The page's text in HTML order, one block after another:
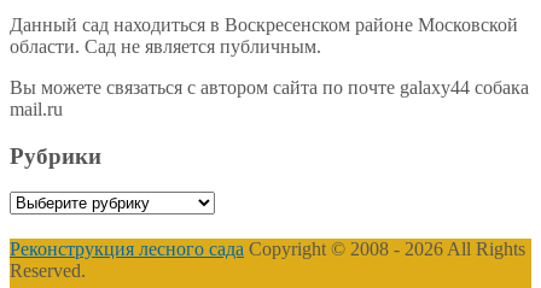
Данный сад находиться в Воскресенском районе Московской
области. Сад не является публичным.
Вы можете связаться с автором сайта по почте galaxy44 собака
mail.ru
Рубрики
Рубрики
Реконструкция лесного сада Copyright © 2008 - 2026 All Rights
Reserved.